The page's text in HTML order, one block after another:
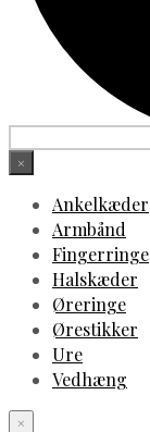
×
Ankelkæder
Armbånd
Fingerringe
Halskæder
Øreringe
Ørestikker
Ure
Vedhæng
×